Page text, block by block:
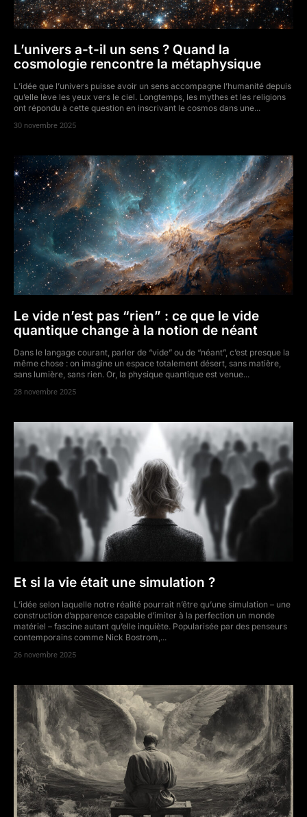
L’univers a-t-il un sens ? Quand la
cosmologie rencontre la métaphysique
L’idée que l’univers puisse avoir un sens accompagne l’humanité depuis
qu’elle lève les yeux vers le ciel. Longtemps, les mythes et les religions
ont répondu à cette question en inscrivant le cosmos dans une...
30 novembre 2025
Le vide n’est pas “rien” : ce que le vide
quantique change à la notion de néant
Dans le langage courant, parler de “vide” ou de “néant”, c’est presque la
même chose : on imagine un espace totalement désert, sans matière,
sans lumière, sans rien. Or, la physique quantique est venue...
28 novembre 2025
Et si la vie était une simulation ?
L’idée selon laquelle notre réalité pourrait n’être qu’une simulation – une
construction d’apparence capable d’imiter à la perfection un monde
matériel – fascine autant qu’elle inquiète. Popularisée par des penseurs
contemporains comme Nick Bostrom,...
26 novembre 2025